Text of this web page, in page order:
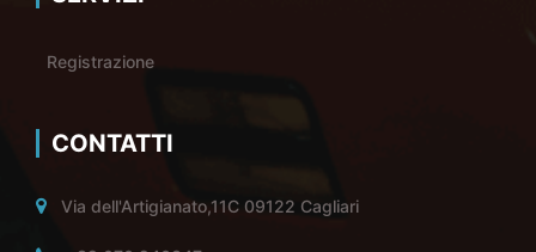
Registrazione
CONTATTI
Via dell'Artigianato,11C 09122 Cagliari